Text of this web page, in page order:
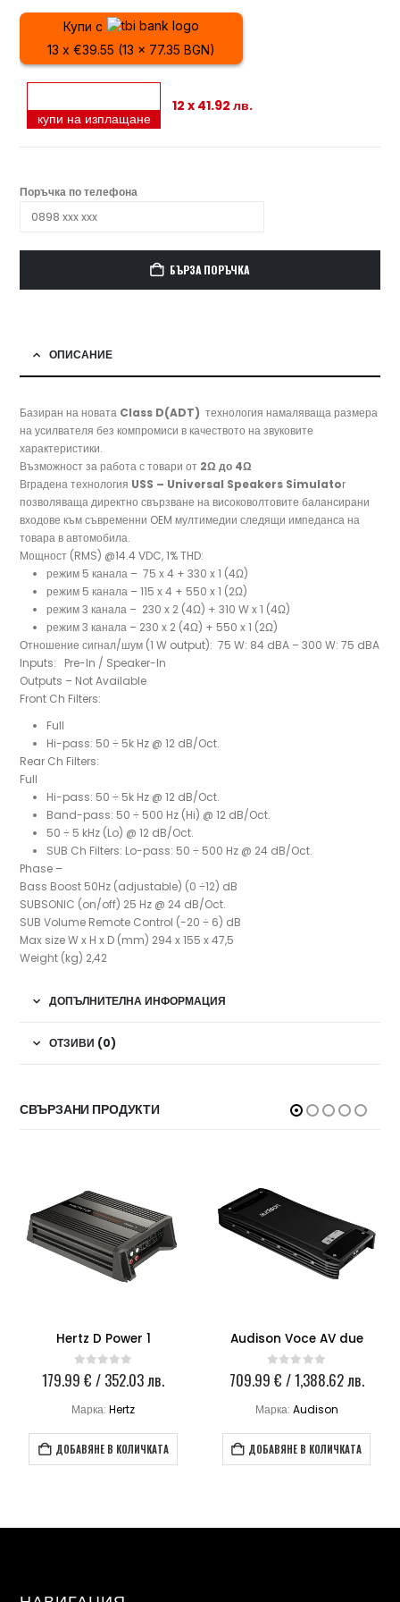
Купи с
13 x €39.55 (13 x 77.35 BGN)
купи на изплащане
12 x 41.92 лв.
Поръчка по телефона
БЪРЗА ПОРЪЧКА
ОПИСАНИЕ
Базиран на новата Class D(ADT) технология намаляваща размера
на усилвателя без компромиси в качеството на звуковите
характеристики.
Възможност за работа с товари от 2Ω до 4Ω
Вградена технология USS – Universal Speakers Simulator
позволяваща директно свързване на високоволтовите балансирани
входове към съвременни OEM мултимедии следящи импеданса на
товара в автомобила.
Мощност (RMS) @14.4 VDC, 1% THD:
режим 5 канала – 75 x 4 + 330 x 1 (4Ω)
режим 5 канала – 115 x 4 + 550 x 1 (2Ω)
режим 3 канала – 230 x 2 (4Ω) + 310 W x 1 (4Ω)
режим 3 канала – 230 x 2 (4Ω) + 550 x 1 (2Ω)
Отношение сигнал/шум (1 W output): 75 W: 84 dBA – 300 W: 75 dBA
Inputs: Pre-In / Speaker-In
Outputs – Not Available
Front Ch Filters:
Full
Hi-pass: 50 ÷ 5k Hz @ 12 dB/Oct.
Rear Ch Filters:
Full
Hi-pass: 50 ÷ 5k Hz @ 12 dB/Oct.
Band-pass: 50 ÷ 500 Hz (Hi) @ 12 dB/Oct.
50 ÷ 5 kHz (Lo) @ 12 dB/Oct.
SUB Ch Filters: Lo-pass: 50 ÷ 500 Hz @ 24 dB/Oct.
Phase –
Bass Boost 50Hz (adjustable) (0 ÷12) dB
SUBSONIC (on/off) 25 Hz @ 24 dB/Oct.
SUB Volume Remote Control (-20 ÷ 6) dB
Max size W x H x D (mm) 294 x 155 x 47,5
Weight (kg) 2,42
ДОПЪЛНИТЕЛНА ИНФОРМАЦИЯ
ОТЗИВИ (0)
СВЪРЗАНИ ПРОДУКТИ
Hertz D Power 1
0 out of 5
179.99€ / 352.03 лв.
Марка:Hertz
ДОБАВЯНЕ В КОЛИЧКАТА
Audison Voce AV due
0 out of 5
709.99 € / 1,388.62 лв.
Марка: Audison
ДОБАВЯНЕ В КОЛИЧКАТА